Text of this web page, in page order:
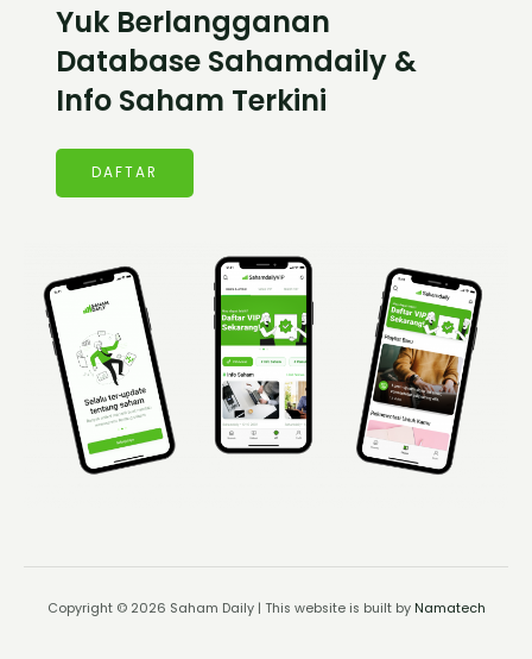
Yuk Berlangganan
Database Sahamdaily &
Info Saham Terkini
DAFTAR
Copyright © 2026 Saham Daily | This website is built by Namatech